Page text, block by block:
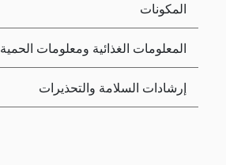
المكونات
المعلومات الغذائية ومعلومات الحمية
إرشادات السلامة والتحذيرات